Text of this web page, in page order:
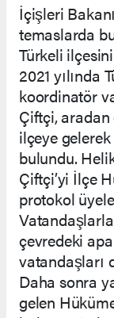
İçişleri
temaslarda
Türkeli
2021 yılında
koordinatör
Çiftçi, aradan
ilçeye
bulundu.
Çiftçi’yi İlçe
protokol
çevredeki
vatandaşları
Daha sonra
gelen